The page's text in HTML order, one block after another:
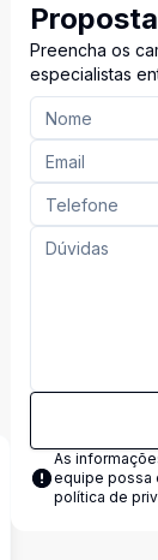
Proposta
Preencha os
especialistas
As
equipe possa
política de